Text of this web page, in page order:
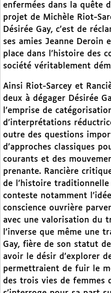
enfermées dans la quête
projet de Michèle Riot-
Désirée Gay, c’est de
ses amies Jeanne Deroin
place dans l’histoire des
société véritablement
Ainsi Riot-Sarcey et
deux à dégager Désirée
l’emprise de
d’interprétations
outre des questions
d’approches classiques
courants et des
prenante. Rancière
de l’histoire
conteste notamment
conscience ouvrière
avec une valorisation du
l’inverse que même une
Gay, fière de son statut
avoir le désir d’explorer
permettraient de fuir le
des trois vies de femmes